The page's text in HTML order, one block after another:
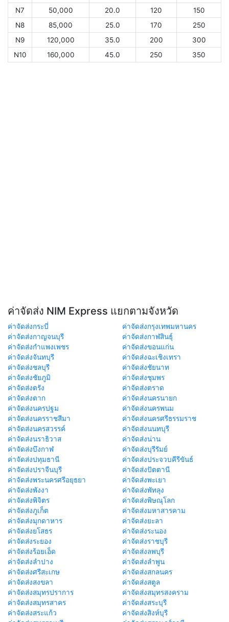
N7
50,000 20.0 120
150
N8
85,000 25.0 170
250
N9
120,000 35.0 200
300
N10
160,000 45.0 250 350
ค่าจัดส่ง NIM Express แยกตามจังหวัด
ค่าจัดส่งกระบี่
ค่าจัดส่งกรุงเทพมหานคร
ค่าจัดส่งกาญจนบุรี
ค่าจัดส่งกาฬสินธุ์
ค่าจัดส่งกำแพงเพชร
ค่าจัดส่งขอนแก่น
ค่าจัดส่งจันทบุรี
ค่าจัดส่งฉะเชิงเทรา
ค่าจัดส่งชลบุรี
ค่าจัดส่งชัยนาท
ค่าจัดส่งชัยภูมิ
ค่าจัดส่งชุมพร
ค่าจัดส่งตรัง
ค่าจัดส่งตราด
ค่าจัดส่งตาก
ค่าจัดส่งนครนายก
ค่าจัดส่งนครปฐม
ค่าจัดส่งนครพนม
ค่าจัดส่งนครราชสีมา
ค่าจัดส่งนครศรีธรรมราช
ค่าจัดส่งนครสวรรค์
ค่าจัดส่งนนทบุรี
ค่าจัดส่งนราธิวาส
ค่าจัดส่งน่าน
ค่าจัดส่งบึงกาฬ
ค่าจัดส่งบุรีรัมย์
ค่าจัดส่งปทุมธานี
ค่าจัดส่งประจวบคีรีขันธ์
ค่าจัดส่งปราจีนบุรี
ค่าจัดส่งปัตตานี
ค่าจัดส่งพระนครศรีอยุธยา
ค่าจัดส่งพะเยา
ค่าจัดส่งพังงา
ค่าจัดส่งพัทลุง
ค่าจัดส่งพิจิตร
ค่าจัดส่งพิษณุโลก
ค่าจัดส่งภูเก็ต
ค่าจัดส่งมหาสารคาม
ค่าจัดส่งมุกดาหาร
ค่าจัดส่งยะลา
ค่าจัดส่งยโสธร
ค่าจัดส่งระนอง
ค่าจัดส่งระยอง
ค่าจัดส่งราชบุรี
ค่าจัดส่งร้อยเอ็ด
ค่าจัดส่งลพบุรี
ค่าจัดส่งลำปาง
ค่าจัดส่งลำพูน
ค่าจัดส่งศรีสะเกษ
ค่าจัดส่งสกลนคร
ค่าจัดส่งสงขลา
ค่าจัดส่งสตูล
ค่าจัดส่งสมุทรปราการ
ค่าจัดส่งสมุทรสงคราม
ค่าจัดส่งสมุทรสาคร
ค่าจัดส่งสระบุรี
ค่าจัดส่งสระแก้ว
ค่าจัดส่งสิงห์บุรี